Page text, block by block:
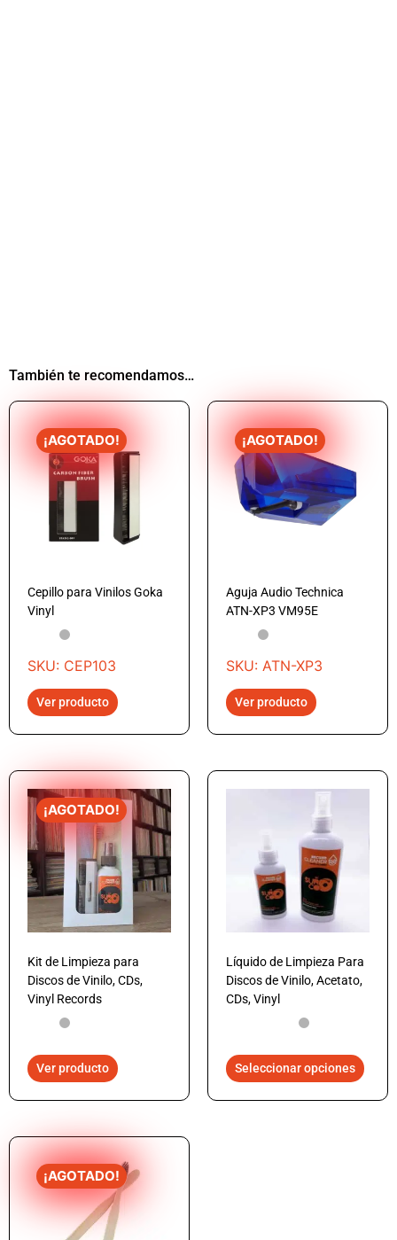
También te recomendamos…
¡AGOTADO!
Cepillo para Vinilos Goka
Vinyl
SKU: CEP103
Ver producto
¡AGOTADO!
Aguja Audio Technica
ATN-XP3 VM95E
SKU: ATN-XP3
Ver producto
¡AGOTADO!
Kit de Limpieza para
Discos de Vinilo, CDs,
Vinyl Records
Ver producto
Líquido de Limpieza Para
Discos de Vinilo, Acetato,
CDs, Vinyl
Seleccionar opciones
¡AGOTADO!